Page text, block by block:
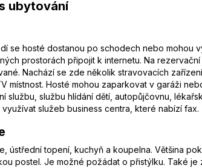
ubytování
se hosté dostanou po schodech nebo mohou
prostorách připojit k internetu. Na
Nachází se zde několik stravovacích
místnost. Hosté mohou zaparkovat v garáži
službu, službu hlídání dětí, autopůjčovnu,
služeb business centra, které nabízí fax.
ústřední topení, kuchyň a koupelna. Většina
postel. Je možné požádat o přistýlku. Také